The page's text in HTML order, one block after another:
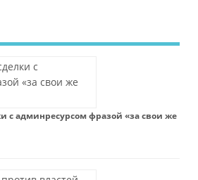
с админресурсом фразой «за свои же